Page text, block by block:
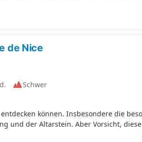
de Nice
Schwer
können. Insbesondere die
und der Altarstein. Aber Vorsicht, diese